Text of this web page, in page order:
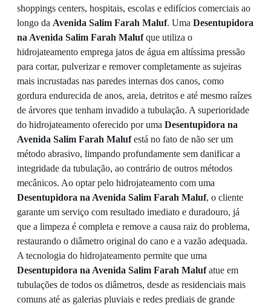
shoppings centers, hospitais, escolas e edifícios comerciais ao
longo da Avenida Salim Farah Maluf. Uma Desentupidora
na Avenida Salim Farah Malufque utiliza o
hidrojateamento emprega jatos de água em altíssima pressão
para cortar, pulverizar e remover completamente as sujeiras
mais incrustadas nas paredes internas dos canos, como
gordura endurecida de anos, areia, detritos e até mesmo raízes
de árvores que tenham invadido a tubulação. A superioridade
do hidrojateamento oferecido por uma Desentupidora na
Avenida Salim Farah Malufestá no fato de não ser um
método abrasivo, limpando profundamente sem danificar a
integridade da tubulação, ao contrário de outros métodos
mecânicos. Ao optar pelo hidrojateamento com uma
Desentupidora na Avenida Salim Farah Maluf, o cliente
garante um serviço com resultado imediato e duradouro, já
que a limpeza é completa e remove a causa raiz do problema,
restaurando o diâmetro original do cano e a vazão adequada.
A tecnologia do hidrojateamento permite que uma
Desentupidora na Avenida Salim Farah Malufatue em
tubulações de todos os diâmetros, desde as residenciais mais
comuns até as galerias pluviais e redes prediais de grande